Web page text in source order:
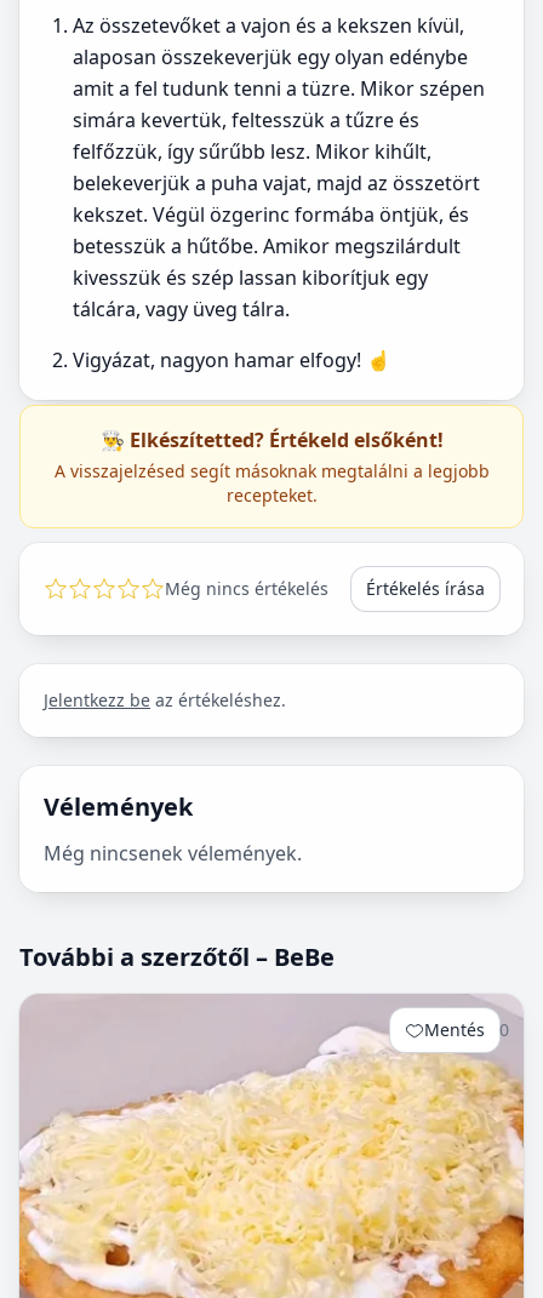
Az összetevőket a vajon és a kekszen kívül,
alaposan összekeverjük egy olyan edénybe
amit a fel tudunk tenni a tüzre. Mikor szépen
simára kevertük, feltesszük a tűzre és
felfőzzük, így sűrűbb lesz. Mikor kihűlt,
belekeverjük a puha vajat, majd az összetört
kekszet. Végül özgerinc formába öntjük, és
betesszük a hűtőbe. Amikor megszilárdult
kivesszük és szép lassan kiborítjuk egy
tálcára, vagy üveg tálra.
Vigyázat, nagyon hamar elfogy! ☝️
👨‍🍳 Elkészítetted? Értékeld elsőként!
A visszajelzésed segít másoknak megtalálni a legjobb
recepteket.
Még nincs értékelés Értékelés írása
Jelentkezz be az értékeléshez.
Vélemények
Még nincsenek vélemények.
További a szerzőtől – BeBe
Mentés 0